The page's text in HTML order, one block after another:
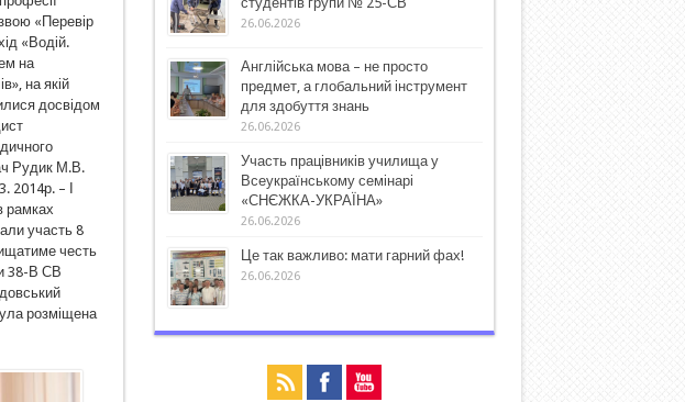
«Перевір
«Водій.
на
на якій
досвідом
Рудик М.В.
– І
рамках
участь 8
честь
38-В СВ
розміщена
26.06.2026
Англійська мова – не просто
предмет, а глобальний інструмент
для здобуття знань
26.06.2026
Участь працівників училища у
Всеукраїнському семінарі
«СНЄЖКА-УКРАЇНА»
26.06.2026
Це так важливо: мати гарний фах!
26.06.2026